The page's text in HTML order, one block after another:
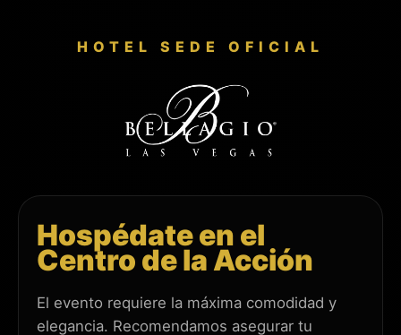
HOTEL SEDE OFICIAL
Hospédate en el
Centro de la Acción
El evento requiere la máxima comodidad y
elegancia. Recomendamos asegurar tu